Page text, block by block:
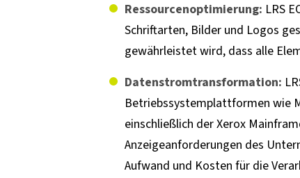
Ressourcenoptimierung: LRS
Schriftarten, Bilder und Logos
gewährleistet wird, dass alle
Datenstromtransformation:
Betriebssystemplattformen wie
einschließlich der Xerox
Anzeigeanforderungen des
Aufwand und Kosten für die